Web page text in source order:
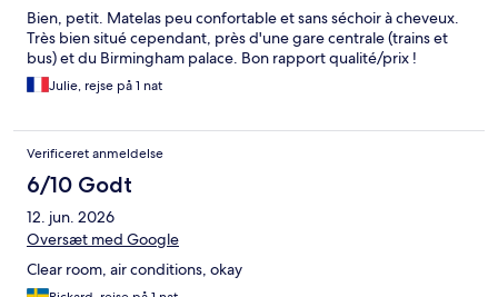
Bien, petit. Matelas peu confortable et sans séchoir à cheveux.
Très bien situé cependant, près d'une gare centrale (trains et
bus) et du Birmingham palace. Bon rapport qualité/prix !
Julie, rejse på 1 nat
Verificeret anmeldelse
6/10 Godt
12. jun. 2026
Oversæt med Google
Clear room, air conditions, okay